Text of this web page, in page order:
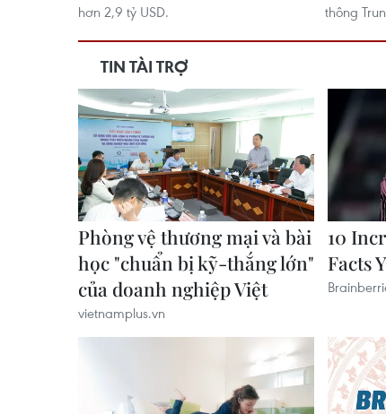
hơn 2,9 tỷ USD.
thông